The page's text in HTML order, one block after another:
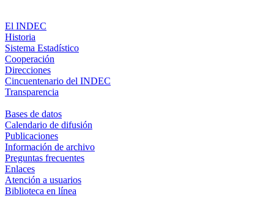
El INDEC
Historia
Sistema Estadístico
Cooperación
Direcciones
Cincuentenario del INDEC
Transparencia
Bases de datos
Calendario de difusión
Publicaciones
Información de archivo
Preguntas frecuentes
Enlaces
Atención a usuarios
Biblioteca en línea